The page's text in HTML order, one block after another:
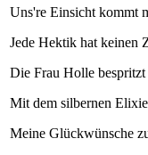
Uns're Einsicht kommt
Jede Hektik hat keinen
Die Frau Holle bespritzt
Mit dem silbernen
Meine Glückwünsche